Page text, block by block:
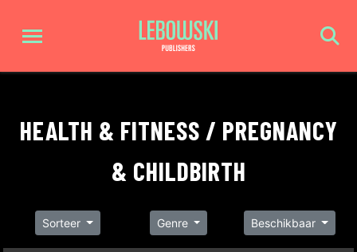
HEALTH & FITNESS / PREGNANCY
& CHILDBIRTH
Sorteer Genre Beschikbaar